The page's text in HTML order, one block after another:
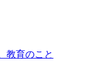
教育のこと